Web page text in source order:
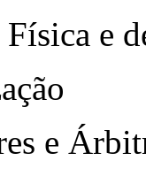
e
e